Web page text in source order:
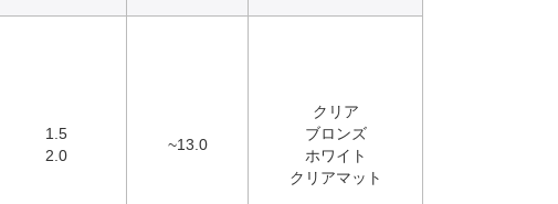
1.5
2.0
~13.0
クリア
ブロンズ
ホワイト
クリアマット